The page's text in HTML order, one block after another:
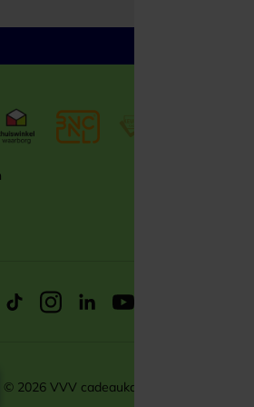
© 2026 VVV cadeaukaarten